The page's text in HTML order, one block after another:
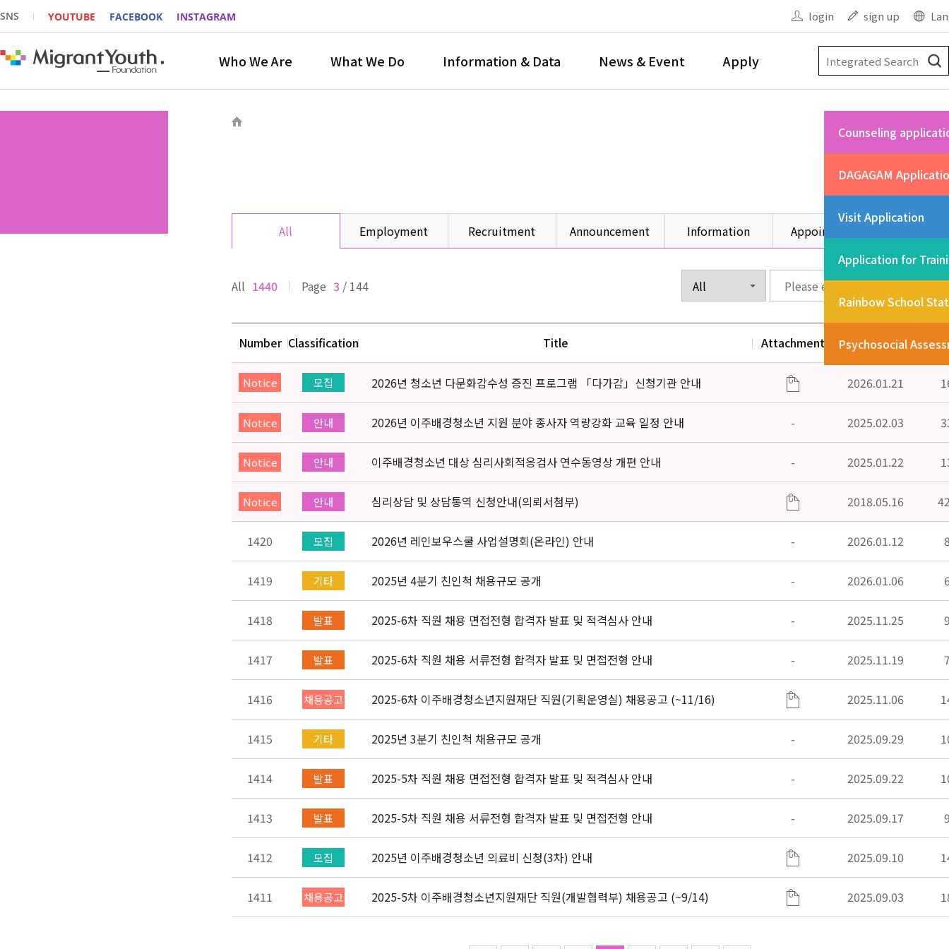
SNS YOUTUBE FACEBOOK INSTAGRAM login sign up
Who We Are What We Do Information & Data News & Event Apply
Counseling
DAGAGAM
Visit Application
Application for
Rainbow School
Psychosocial
All Employment Recruitment Announcement Information Appointment
All 1440 Page 3 / 144
Number Classification Title Attachment Date
Notice 모집 2026년 청소년 다문화감수성 증진 프로그램 「다가감」신청기관 안내 2026.01.21
Notice 안내 2026년 이주배경청소년 지원 분야 종사자 역량강화 교육 일정 안내 - 2025.02.03
Notice 안내 이주배경청소년 대상 심리사회적응검사 연수동영상 개편 안내 - 2025.01.22
Notice 안내 심리상담 및 상담통역 신청안내(의뢰서첨부) 2018.05.16
1420 모집 2026년 레인보우스쿨 사업설명회(온라인) 안내 - 2026.01.12
1419 기타 2025년 4분기 친인척 채용규모 공개 - 2026.01.06
1418 발표 2025-6차 직원 채용 면접전형 합격자 발표 및 적격심사 안내 - 2025.11.25
1417 발표 2025-6차 직원 채용 서류전형 합격자 발표 및 면접전형 안내 - 2025.11.19
1416 채용공고 2025-6차 이주배경청소년지원재단 직원(기획운영실) 채용공고 (~11/16) 2025.11.06
1415 기타 2025년 3분기 친인척 채용규모 공개 - 2025.09.29
1414 발표 2025-5차 직원 채용 면접전형 합격자 발표 및 적격심사 안내 - 2025.09.22
1413 발표 2025-5차 직원 채용 서류전형 합격자 발표 및 면접전형 안내 - 2025.09.17
1412 모집 2025년 이주배경청소년 의료비 신청(3차) 안내 2025.09.10
1411 채용공고 2025-5차 이주배경청소년지원재단 직원(개발협력부) 채용공고 (~9/14) 2025.09.03